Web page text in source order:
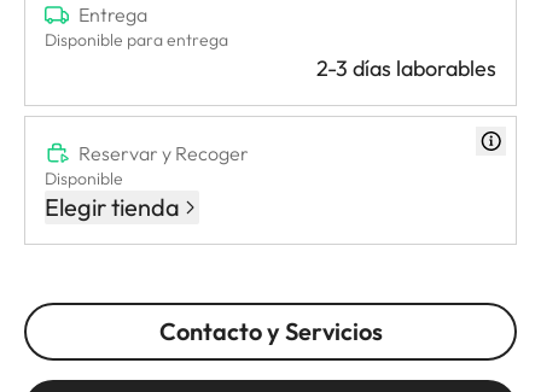
Entrega
Disponible para entrega
2-3 días laborables
Reservar y Recoger
Disponible
Elegir tienda
Contacto y Servicios